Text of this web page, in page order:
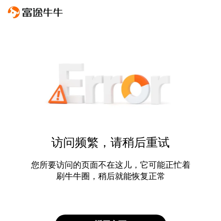
访问频繁，请稍后重试
您所要访问的页面不在这儿，它可能正忙着
刷牛牛圈，稍后就能恢复正常